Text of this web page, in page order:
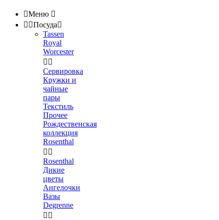
Меню 
 Посуда
Tassen
Royal
Worcester
 
Сервировка
Кружки и
чайные
пары
Текстиль
Прочее
Рождественская
коллекция
Rosenthal
 
Rosenthal
Дикие
цветы
Ангелочки
Вазы
Degrenne
 